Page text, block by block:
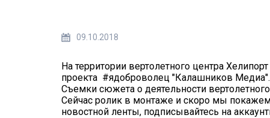
09.10.2018
На территории вертолетного центра
проекта #ядоброволец "Калашников Медиа".
Съемки сюжета о деятельности
Сейчас ролик в монтаже и скоро мы
новостной ленты, подписывайтесь на